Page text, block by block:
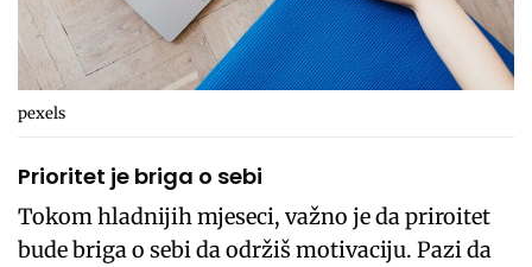
pexels
Prioritet je briga o sebi
Tokom hladnijih mjeseci, važno je da priroitet
bude briga o sebi da održiš motivaciju. Pazi da